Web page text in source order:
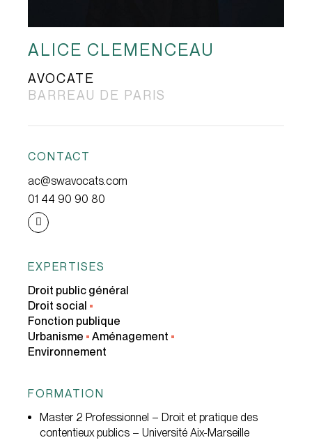
ALICE CLEMENCEAU
AVOCATE
BARREAU DE PARIS
CONTACT
ac@swavocats.com
01 44 90 90 80
EXPERTISES
Droit public général
Droit social •
Fonction publique
Urbanisme • Aménagement •
Environnement
FORMATION
Master 2 Professionnel – Droit et pratique des
contentieux publics – Université Aix-Marseille